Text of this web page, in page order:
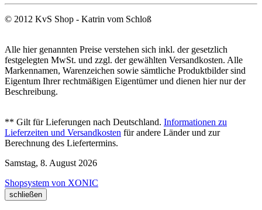
© 2012 KvS Shop - Katrin vom Schloß
Alle hier genannten Preise verstehen sich inkl. der gesetzlich
festgelegten MwSt. und zzgl. der gewählten Versandkosten. Alle
Markennamen, Warenzeichen sowie sämtliche Produktbilder sind
Eigentum Ihrer rechtmäßigen Eigentümer und dienen hier nur der
Beschreibung.
** Gilt für Lieferungen nach Deutschland. Informationen zu
Lieferzeiten und Versandkosten für andere Länder und zur
Berechnung des Liefertermins.
Samstag, 8. August 2026
Shopsystem von XONIC
schließen